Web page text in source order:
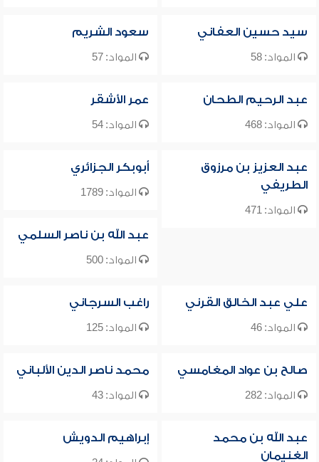
سيد حسين العفاني
المواد: 58
سعود الشريم
المواد: 57
عبد الرحيم الطحان
المواد: 468
عمر الأشقر
المواد: 54
عبد العزيز بن مرزوق
الطريفي
المواد: 471
أبوبكر الجزائري
المواد: 1789
عبد الله بن ناصر السلمي
المواد: 500
علي عبد الخالق القرني
المواد: 46
راغب السرجاني
المواد: 125
صالح بن عواد المغامسي
المواد: 282
محمد ناصر الدين الألباني
المواد: 43
عبد الله بن محمد
الغنيمان
إبراهيم الدويش